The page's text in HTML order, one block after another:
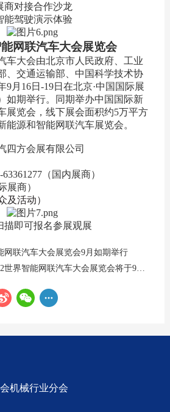
商对接合作沙龙
能驾驶演示体验
网联汽车大会展览会
车大会由北京市人民政府、工业
、交通运输部、中国科学技术协
9月16日-19日在北京·中国国际展
如期举行。同期举办中国国际新
展览会，线下展会面积约5万平方
能源和智能网联汽车展览会。
四方会展有限公司
63361277（国内展商）
展商）
及活动）
描即可报名参展观展
网联汽车大会展览会9月如期举行
下一篇：官宣了！2022世界智能网联汽车大会展览会将于9月16日开幕 首次融入元宇宙
机械行业分会